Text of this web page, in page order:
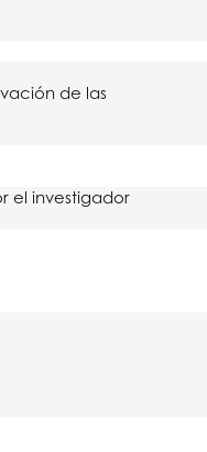
de las
el investigador